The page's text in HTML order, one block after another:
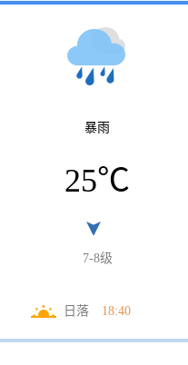
暴雨
25℃
7-8级
日落 18:40